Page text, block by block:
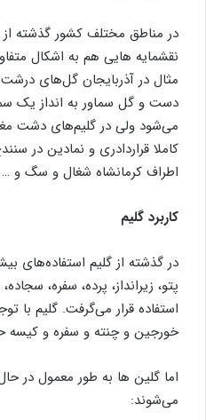
در مناطق مختلف کشور گذشته از
نقشمایه هایی هم به اشکال
مثال در آذربایجان گل‌های درشت
دست و گل سماور به انداز یک
می‌شود ولی در گلیم‌های دشت
کاملا قراردادری و نمادین در
اطراف کرمانشاه شغال و سگ و …
کاربرد گلیم
در گذشته از گلیم استفاده‌های
پتو، زیرانداز، پرده، سفره،
استفاده قرار می‌گرفت. گلیم با
خورجین و چنته و سفره و کیسه
اما گلین ها به طور معمول در
می‌شوند: